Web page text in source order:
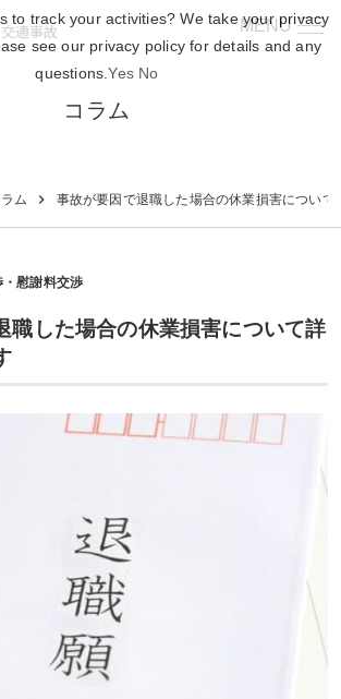
MENU
交通事故
コラム
ム 事故が要因で退職した場合の休業損害について
・慰謝料交渉
職した場合の休業損害について詳
to track your activities? We take your privacy
see our privacy policy for details and any
questions.Yes No